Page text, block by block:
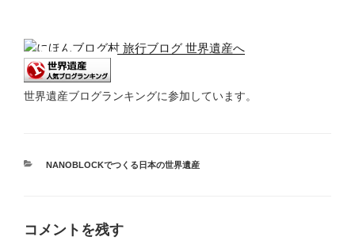
世界遺産ブログランキングに参加しています。
カ
ー
NANOBLOCKでつくる日本の世界遺産
コメントを残す